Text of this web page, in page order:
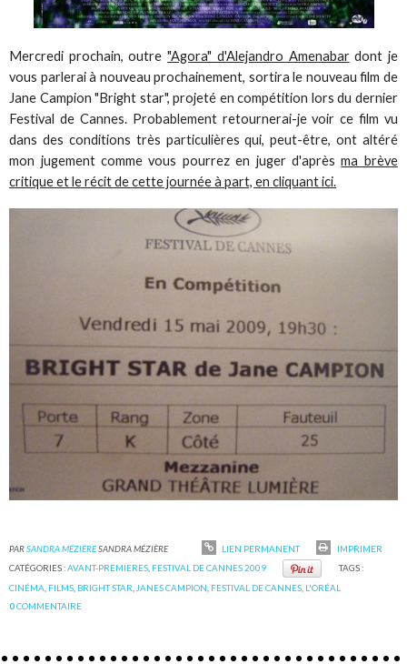
Mercredi prochain, outre"Agora" d'Alejandro Amenabardont je
vous parlerai à nouveau prochainement, sortira le nouveau film de
Jane Campion "Bright star", projeté en compétition lors du dernier
Festival de Cannes. Probablement retournerai-je voir ce film vu
dans des conditions très particulières qui, peut-être, ont altéré
mon jugement comme vous pourrez en juger d'aprèsma brève
critique et le récit de cette journée à part, en cliquant ici.
PARSANDRA MÉZIÈRESANDRA MÉZIÈRE LIEN PERMANENT
IMPRIMER
CATÉGORIES :AVANT-PREMIERES FESTIVAL DE CANNES 2009
TAGS :
CINÉMA FILMS BRIGHT STAR JANES CAMPION FESTIVAL DE CANNES L'ORÉAL
0COMMENTAIRE